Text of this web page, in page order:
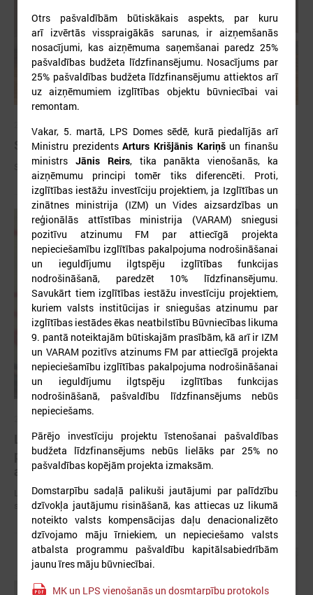
Sumināti Latvijas labākie tirgotāji
Sumināti Latvijas labākie tirgotāji
2026. gada 09. jūlijs
LPS: apreibinošu vielu ietekmē esošu bērnu
profilakses iestādi nedrīkst slēgt bez droša
alternatīva risinājuma
LPS: apreibinošu vielu ietekmē esošu bērnu profilakses iestādi nedrīkst
slēgt bez droša alternatīva risinājuma
Otrs pašvaldībām būtiskākais aspekts, par kuru
arī izvērtās visspraigākās sarunas, ir aizņemšanās
nosacījumi, kas aizņēmuma saņemšanai paredz 25%
pašvaldības budžeta līdzfinansējumu. Nosacījums par
25% pašvaldības budžeta līdzfinansējumu attiektos arī
uz aizņēmumiem izglītības objektu būvniecībai vai
remontam.
Vakar, 5. martā, LPS Domes sēdē, kurā piedalījās arī
Ministru prezidentsArturs Krišjānis Kariņšun finanšu
ministrs Jānis Reirs, tika panākta vienošanās, ka
aizņēmumu principi tomēr tiks diferencēti. Proti,
izglītības iestāžu investīciju projektiem, ja Izglītības un
zinātnes ministrija (IZM) un Vides aizsardzības un
reģionālās attīstības ministrija (VARAM) sniegusi
pozitīvu atzinumu FM par attiecīgā projekta
nepieciešamību izglītības pakalpojuma nodrošināšanai
un ieguldījumu ilgtspēju izglītības funkcijas
nodrošināšanā, paredzēt 10% līdzfinansējumu.
Savukārt tiem izglītības iestāžu investīciju projektiem,
kuriem valsts institūcijas ir sniegušas atzinumu par
izglītības iestādes ēkas neatbilstību Būvniecības likuma
9. pantā noteiktajām būtiskajām prasībām, kā arī ir IZM
un VARAM pozitīvs atzinums FM par attiecīgā projekta
nepieciešamību izglītības pakalpojuma nodrošināšanai
un ieguldījumu ilgtspēju izglītības funkcijas
nodrošināšanā, pašvaldību līdzfinansējums nebūs
nepieciešams.
Pārējo investīciju projektu īstenošanai pašvaldības
budžeta līdzfinansējums nebūs lielāks par 25% no
pašvaldības kopējām projekta izmaksām.
Domstarpību sadaļā palikuši jautājumi par palīdzību
dzīvokļa jautājumu risināšanā, kas attiecas uz likumā
noteikto valsts kompensācijas daļu denacionalizēto
dzīvojamo māju īrniekiem, un nepieciešamo valsts
atbalsta programmu pašvaldību kapitālsabiedrībām
jaunu īres māju būvniecībai.
MK un LPS vienošanās un dosmtarpību protokols